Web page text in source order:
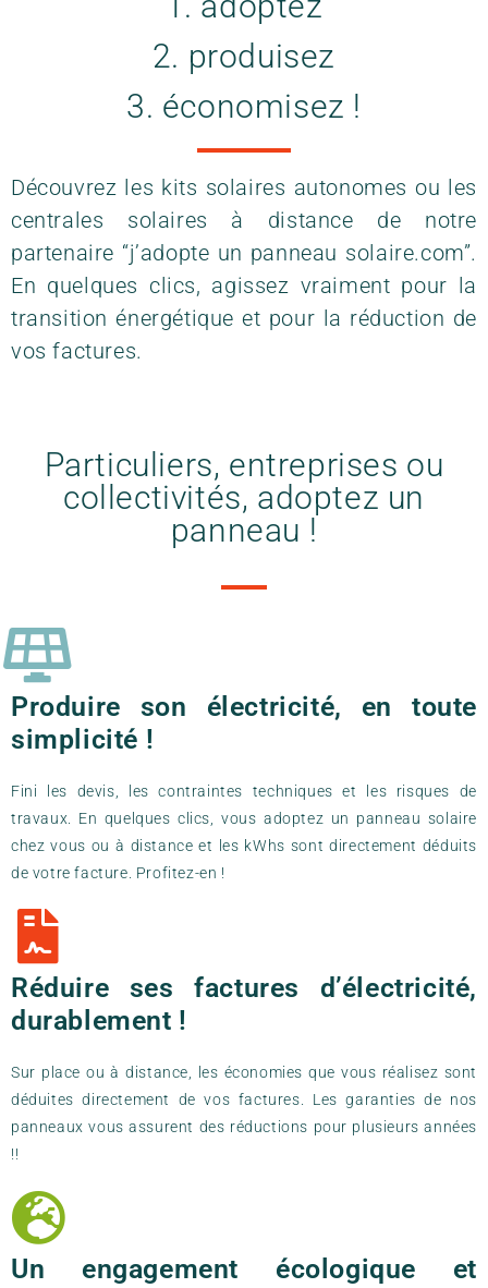
2. produisez
3. économisez !
Découvrez les kits solaires autonomes ou les
centrales solaires à distance de notre
partenaire “j’adopte un panneau solaire.com”.
En quelques clics, agissez vraiment pour la
transition énergétique et pour la réduction de
vos factures.
Particuliers, entreprises ou
collectivités, adoptez un
panneau !
Produire son électricité, en toute
simplicité !
Fini les devis, les contraintes techniques et les risques de
travaux. En quelques clics, vous adoptez un panneau solaire
chez vous ou à distance et les kWhs sont directement déduits
de votre facture. Profitez-en !
Réduire ses factures d’électricité,
durablement !
Sur place ou à distance, les économies que vous réalisez sont
déduites directement de vos factures. Les garanties de nos
panneaux vous assurent des réductions pour plusieurs années
!!
Un engagement écologique et